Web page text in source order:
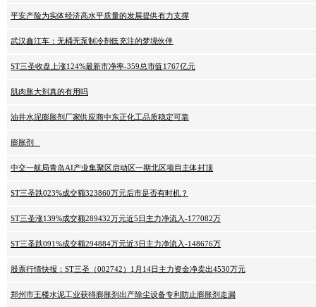
平安产险为实体经济高水平质量的发展提供有力支撑
武汉鑫江车：无桶无泵制冷剂低充注的梦境伙伴
ST三圣收盘上涨124%最新市净率-359总市值1767亿元
肌肉胀大剂真的有用吗
油井水泥膨胀剂厂家供应商中东正化工品质稳定可靠
膨胀剂 _
中交一航局青岛AI产业集聚区启动区一期北区项目主体封顶
ST三圣跌023%成交额323860万元后市是否有时机？
ST三圣涨139%成交额289432万元近5日主力净流入-177082万
ST三圣跌091%成交额294884万元近3日主力净流入-148676万
股票行情快报：ST三圣（002742）1月14日主力资金净卖出4530万元
郑州市王楼水泥工业获得膨胀剂出产除尘设备专利防止膨胀剂走漏